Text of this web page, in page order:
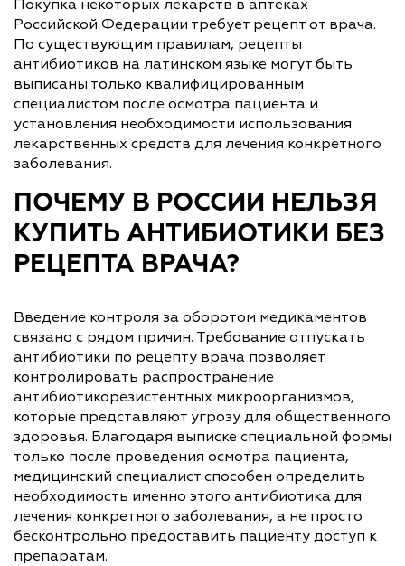
Покупка некоторых лекарств в аптеках
Российской Федерации требует рецепт от врача.
По существующим правилам, рецепты
антибиотиков на латинском языке могут быть
выписаны только квалифицированным
специалистом после осмотра пациента и
установления необходимости использования
лекарственных средств для лечения конкретного
заболевания.
ПОЧЕМУ В РОССИИ НЕЛЬЗЯ
КУПИТЬ АНТИБИОТИКИ БЕЗ
РЕЦЕПТА ВРАЧА?
Введение контроля за оборотом медикаментов
связано с рядом причин. Требование отпускать
антибиотики по рецепту врача позволяет
контролировать распространение
антибиотикорезистентных микроорганизмов,
которые представляют угрозу для общественного
здоровья. Благодаря выписке специальной формы
только после проведения осмотра пациента,
медицинский специалист способен определить
необходимость именно этого антибиотика для
лечения конкретного заболевания, а не просто
бесконтрольно предоставить пациенту доступ к
препаратам.